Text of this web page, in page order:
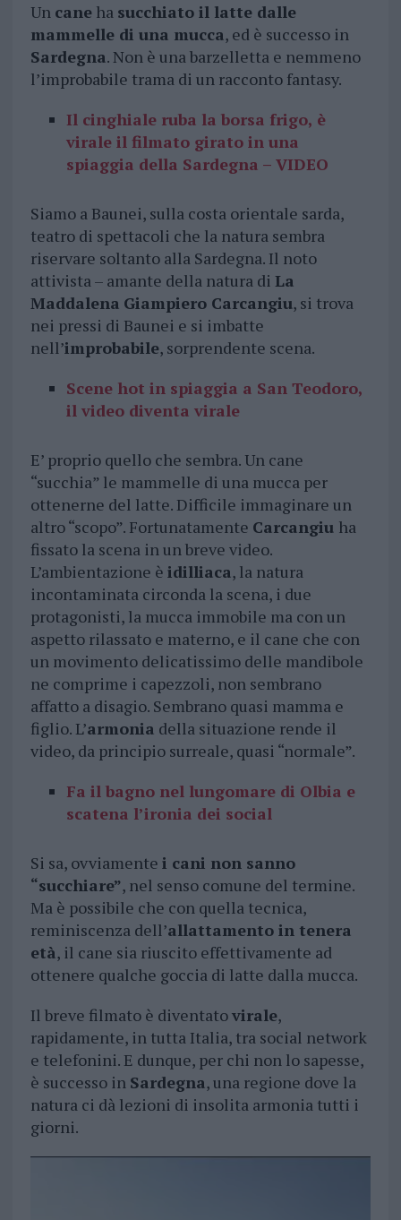
Un caneha succhiato il latte dalle
mammelle di una mucca, ed è successo in
Sardegna. Non è una barzelletta e nemmeno
l’improbabile trama di un racconto fantasy.
Il cinghiale ruba la borsa frigo, è
virale il filmato girato in una
spiaggia della Sardegna – VIDEO
Siamo a Baunei, sulla costa orientale sarda,
teatro di spettacoli che la natura sembra
riservare soltanto alla Sardegna. Il noto
attivista – amante della natura di La
Maddalena Giampiero Carcangiu, si trova
nei pressi di Baunei e si imbatte
nell’improbabile, sorprendente scena.
Scene hot in spiaggia a San Teodoro,
il video diventa virale
E’ proprio quello che sembra. Un cane
“succhia” le mammelle di una mucca per
ottenerne del latte. Difficile immaginare un
altro “scopo”. Fortunatamente Carcangiu ha
fissato la scena in un breve video.
L’ambientazione è idilliaca, la natura
incontaminata circonda la scena, i due
protagonisti, la mucca immobile ma con un
aspetto rilassato e materno, e il cane che con
un movimento delicatissimo delle mandibole
ne comprime i capezzoli, non sembrano
affatto a disagio. Sembrano quasi mamma e
figlio. L’armonia della situazione rende il
video, da principio surreale, quasi “normale”.
Fa il bagno nel lungomare di Olbia e
scatena l’ironia dei social
Si sa, ovviamente i cani non sanno
“succhiare”, nel senso comune del termine.
Ma è possibile che con quella tecnica,
reminiscenza dell’allattamento in tenera
età, il cane sia riuscito effettivamente ad
ottenere qualche goccia di latte dalla mucca.
Il breve filmato è diventatovirale,
rapidamente, in tutta Italia, tra social network
e telefonini. E dunque, per chi non lo sapesse,
è successo in Sardegna, una regione dove la
natura ci dà lezioni di insolita armonia tutti i
giorni.